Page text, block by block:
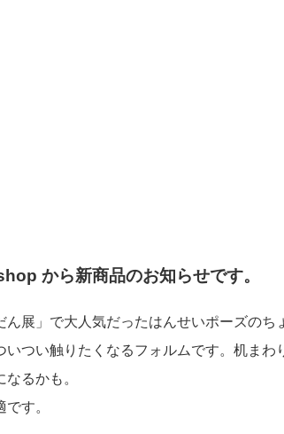
から新商品のお知らせです。
ん展」で大人気だったはんせいポーズのち
いつい触りたくなるフォルムです。机まわ
るかも。
す。